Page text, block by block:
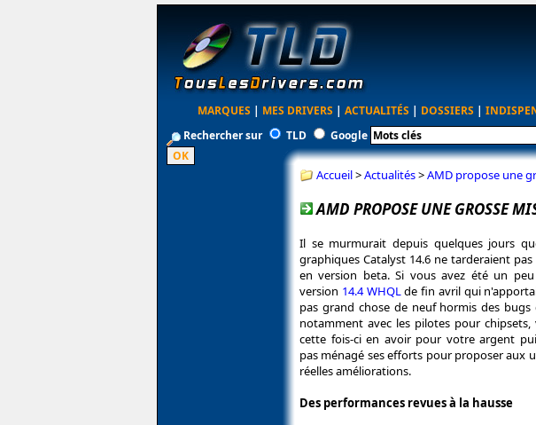
MARQUES | MES DRIVERS | ACTUALITÉS | DOSSIERS |
Rechercher sur
TLD Google
Accueil>Actualités>AMD propose une
AMD PROPOSE UNE GROSSE
Il se murmurait depuis quelques jours
graphiques Catalyst 14.6 ne tarderaient
en version beta. Si vous avez été un
version 14.4 WHQL de fin avril qui
pas grand chose de neuf hormis des bugs
notamment avec les pilotes pour chipsets,
cette fois-ci en avoir pour votre argent
pas ménagé ses efforts pour proposer aux
réelles améliorations.
Des performances revues à la hausse